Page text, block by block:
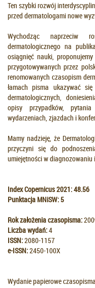
Ten szybki rozwój
przed dermatologami nowe
Wychodząc naprzeciw
dermatologicznego na
osiągnięć nauki,
przygotowywanych przez
renomowanych czasopism
łamach pisma ukazywać
dermatologicznych,
opisy przypadków,
wydarzeniach, zjazdach i
Mamy nadzieję, że
przyczyni się do
umiejętności w diagnozowaniu
Index Copernicus 2021:48.56
Punktacja MNiSW: 5
Rok założenia czasopisma:
Liczba wydań:4
ISSN:2080-1157
e-ISSN:2450-100X
Wydanie papierowe